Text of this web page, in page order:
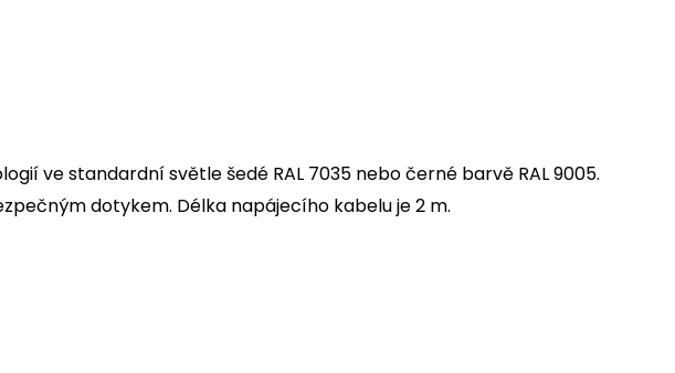
ve standardní světle šedé RAL 7035 nebo černé barvě RAL 9005.
dotykem. Délka napájecího kabelu je 2 m.